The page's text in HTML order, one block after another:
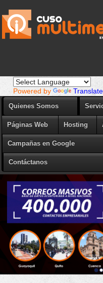
Powered by Translate
Quienes Somos
Páginas Web Hosting
Campañas en Google
Contáctanos